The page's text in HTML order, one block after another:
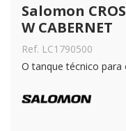
Salomon
W CABERNET
Ref. LC1790500
O tanque técnico para